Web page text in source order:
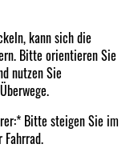
kann sich die
Bitte orientieren Sie
nutzen Sie
Bitte steigen Sie im